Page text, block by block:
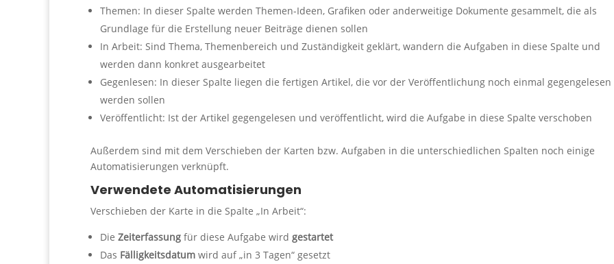
Themen: In dieser Spalte werden Themen-Ideen, Grafiken oder anderweitige Dokumente gesammelt, die als
Grundlage für die Erstellung neuer Beiträge dienen sollen
In Arbeit: Sind Thema, Themenbereich und Zuständigkeit geklärt, wandern die Aufgaben in diese Spalte und
werden dann konkret ausgearbeitet
Gegenlesen: In dieser Spalte liegen die fertigen Artikel, die vor der Veröffentlichung noch einmal gegengelesen
werden sollen
Veröffentlicht: Ist der Artikel gegengelesen und veröffentlicht, wird die Aufgabe in diese Spalte verschoben
Außerdem sind mit dem Verschieben der Karten bzw. Aufgaben in die unterschiedlichen Spalten noch einige
Automatisierungen verknüpft.
Verwendete Automatisierungen
Verschieben der Karte in die Spalte „In Arbeit“:
Die Zeiterfassung für diese Aufgabe wird gestartet
Das Fälligkeitsdatum wird auf „in 3 Tagen“ gesetzt